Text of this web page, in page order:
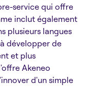
service qui offre
inclut également
plusieurs langues
développer de
et plus
Akeneo
d'un simple